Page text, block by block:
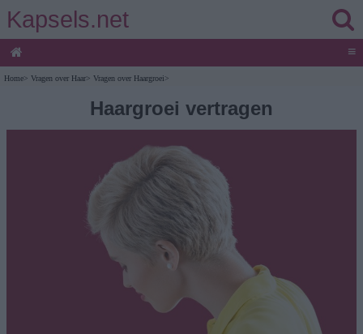
Kapsels.net
≡
Home> Vragen over Haar> Vragen over Haargroei>
Haargroei vertragen